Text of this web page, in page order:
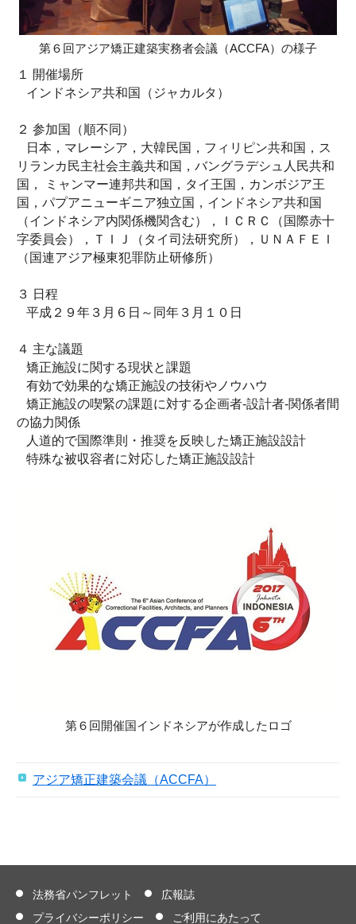
第６回アジア矯正建築実務者会議（ACCFA）の様子
１ 開催場所
インドネシア共和国（ジャカルタ）
２ 参加国（順不同）
日本，マレーシア，大韓民国，フィリピン共和国，ス
リランカ民主社会主義共和国，バングラデシュ人民共和
国， ミャンマー連邦共和国，タイ王国，カンボジア王
国，パプアニューギニア独立国，インドネシア共和国
（インドネシア内関係機関含む），ＩＣＲＣ（国際赤十
字委員会），ＴＩＪ（タイ司法研究所），ＵＮＡＦＥＩ
（国連アジア極東犯罪防止研修所）
３ 日程
平成２９年３月６日～同年３月１０日
４ 主な議題
矯正施設に関する現状と課題
有効で効果的な矯正施設の技術やノウハウ
矯正施設の喫緊の課題に対する企画者-設計者-関係者間
の協力関係
人道的で国際準則・推奨を反映した矯正施設設計
特殊な被収容者に対応した矯正施設設計
第６回開催国インドネシアが作成したロゴ
アジア矯正建築会議（ACCFA）
法務省パンフレット
広報誌
プライバシーポリシー
ご利用にあたって